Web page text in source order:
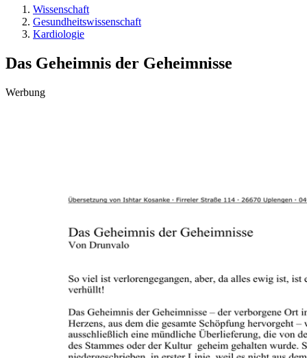
Wissenschaft
Gesundheitswissenschaft
Kardiologie
Das Geheimnis der Geheimnisse
Werbung